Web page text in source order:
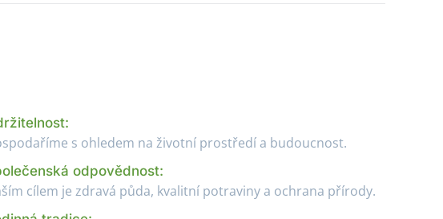
s ohledem na životní prostředí a budoucnost.
odpovědnost:
cílem je zdravá půda, kvalitní potraviny a ochrana přírody.